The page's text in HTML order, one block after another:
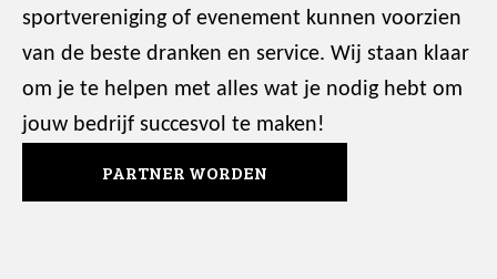
sportvereniging of evenement kunnen voorzien
van de beste dranken en service. Wij staan klaar
om je te helpen met alles wat je nodig hebt om
jouw bedrijf succesvol te maken!
PARTNER WORDEN